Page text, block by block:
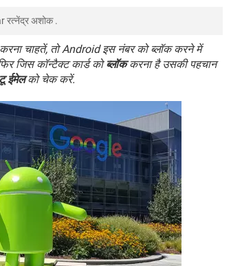
रत्नेंद्र अशोक.
चाहतें, तो Android इस नंबर को ब्लॉक करने में
जिस कॉन्टैक्ट कार्ड कोब्लॉककरना है उसकी पहचान
ईमेलको चेक करें.